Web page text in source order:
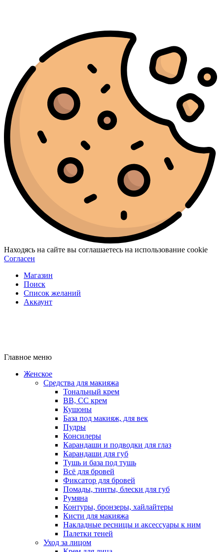
Находясь на сайте вы соглашаетесь на использование cookie
Согласен
Магазин
Поиск
Список желаний
Аккаунт
Главное меню
Женское
Средства для макияжа
Тональный крем
BB, CC крем
Кушоны
База под макияж, для век
Пудры
Консилеры
Карандаши и подводки для глаз
Карандаши для губ
Тушь и база под тушь
Всё для бровей
Фиксатор для бровей
Помады, тинты, блески для губ
Румяна
Контуры, бронзеры, хайлайтеры
Кисти для макияжа
Накладные ресницы и аксессуары к ним
Палетки теней
Уход за лицом